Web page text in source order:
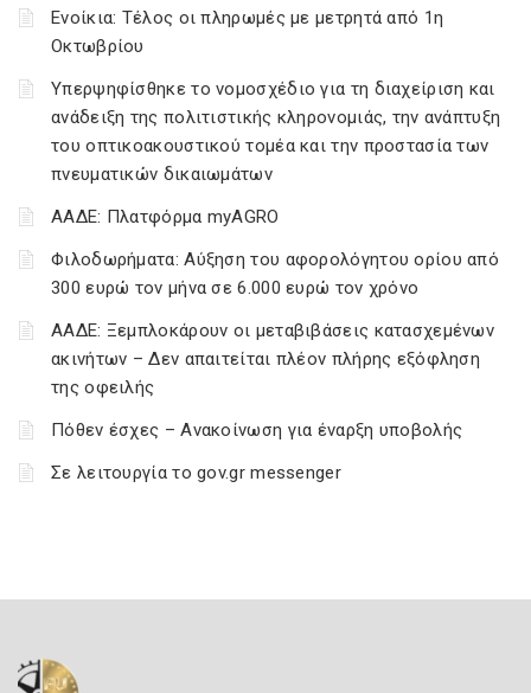
Ενοίκια: Τέλος οι πληρωμές με μετρητά από 1η
Οκτωβρίου
Υπερψηφίσθηκε το νομοσχέδιο για τη διαχείριση και
ανάδειξη της πολιτιστικής κληρονομιάς, την ανάπτυξη
του οπτικοακουστικού τομέα και την προστασία των
πνευματικών δικαιωμάτων
ΑΑΔΕ: Πλατφόρμα myAGRO
Φιλοδωρήματα: Αύξηση του αφορολόγητου ορίου από
300 ευρώ τον μήνα σε 6.000 ευρώ τον χρόνο
ΑΑΔΕ: Ξεμπλοκάρουν οι μεταβιβάσεις κατασχεμένων
ακινήτων – Δεν απαιτείται πλέον πλήρης εξόφληση
της οφειλής
Πόθεν έσχες – Ανακοίνωση για έναρξη υποβολής
Σε λειτουργία το gov.gr messenger